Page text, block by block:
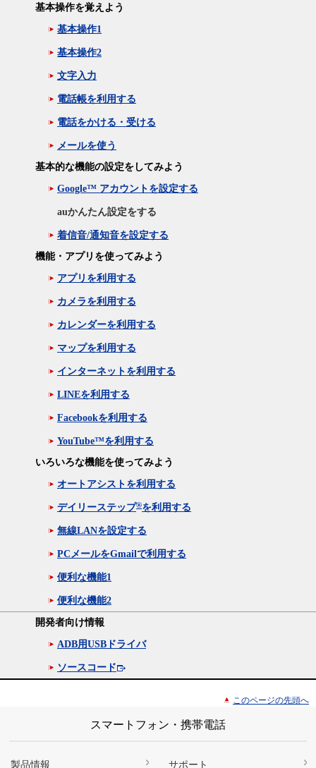
基本操作を覚えよう
基本操作1
基本操作2
文字入力
電話帳を利用する
電話をかける・受ける
メールを使う
基本的な機能の設定をしてみよう
Google™ アカウントを設定する
auかんたん設定をする
着信音/通知音を設定する
機能・アプリを使ってみよう
アプリを利用する
カメラを利用する
カレンダーを利用する
マップを利用する
インターネットを利用する
LINEを利用する
Facebookを利用する
YouTube™を利用する
いろいろな機能を使ってみよう
オートアシストを利用する
デイリーステップ®を利用する
無線LANを設定する
PCメールをGmailで利用する
便利な機能1
便利な機能2
開発者向け情報
ADB用USBドライバ
ソースコード
このページの先頭へ
スマートフォン・携帯電話
製品情報 サポート